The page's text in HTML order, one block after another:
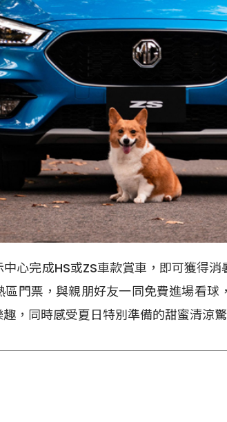
心完成HS或ZS車款賞車，即可獲得
門票，與親朋好友一同免費進場看
，同時感受夏日特別準備的甜蜜清涼